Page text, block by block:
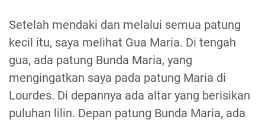
Setelah mendaki dan melalui semua patung
kecil itu, saya melihat Gua Maria. Di tengah
gua, ada patung Bunda Maria, yang
mengingatkan saya pada patung Maria di
Lourdes. Di depannya ada altar yang berisikan
puluhan lilin. Depan patung Bunda Maria, ada